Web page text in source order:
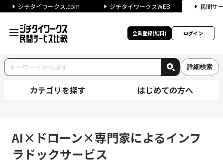
ジチタイワークス.com ジチタイワークスWEB 民間サ
会員登録(無料) ログイン
詳細検索
カテゴリを探す はじめての方へ
AI×ドローン×専門家によるインフ
ラドックサービス